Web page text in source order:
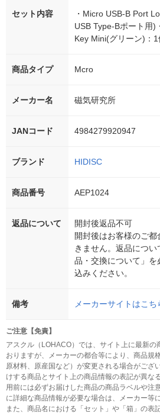
セット内容
・Micro USB-B Port
USB Type-Bポート用)
Key Mini(グリーン)：1
商品タイプ Mcro
メーカー名 磁気研究所
JANコード 4984279920947
ブランド HIDISC
商品番号 AEP1024
返品について
開封後返品不可
開封後はお客様のご
きません。返品につ
品・交換について」を
込みください。
備考 メーカーサイトはこち
ご注意【免責】
アスクル（LOHACO）では、サイト上に最新の
おりますが、メーカーの都合等により、商品規
原材料、原産国など）が変更される場合がござ
けする商品とサイト上の商品情報の表記が異な
用前には必ずお届けした商品の商品ラベルや注
に詳細な商品情報が必要な場合は、メーカー等
また、商品名における「セット」や「箱」の表